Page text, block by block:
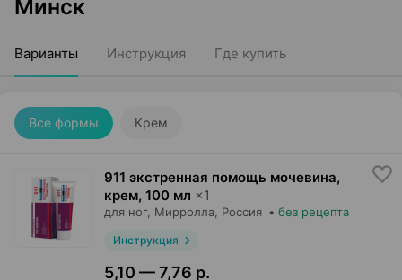
Минск
Варианты Инструкция Где купить
Все формы Крем
911 экстренная помощь мочевина,
крем, 100 мл ×1
для ног, Мирролла , Россия • без рецепта
Инструкция
5,10 — 7,76 р.